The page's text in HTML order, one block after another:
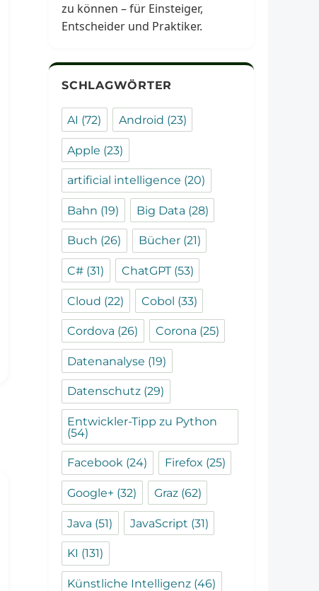
zu können – für Einsteiger,
Entscheider und Praktiker.
SCHLAGWÖRTER
AI (72) Android (23)
Apple (23)
artificial intelligence (20)
Bahn (19) Big Data (28)
Buch (26) Bücher(21)
C# (31) ChatGPT(53)
Cloud (22) Cobol (33)
Cordova (26) Corona (25)
Datenanalyse (19)
Datenschutz (29)
Entwickler-Tipp zu Python
(54)
Facebook (24) Firefox (25)
Google+ (32) Graz(62)
Java (51) JavaScript (31)
KI (131)
Künstliche Intelligenz (46)